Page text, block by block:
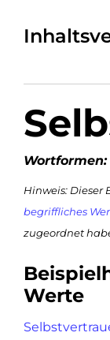
Wortformen:
Hinweis: Dieser
begriffliches
zugeordnet
Werte